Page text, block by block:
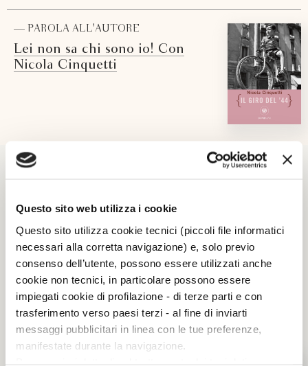
Questo sito web utilizza i cookie
Questo sito utilizza cookie tecnici (piccoli file informatici
necessari alla corretta navigazione) e, solo previo
consenso dell’utente, possono essere utilizzati anche
cookie non tecnici, in particolare possono essere
impiegati cookie di profilazione - di terze parti e con
trasferimento verso paesi terzi - al fine di inviarti
messaggi pubblicitari in linea con le tue preferenze,
manifestate durante la navigazione.
— PAROLA ALL'AUTORE
Lei non sa chi sono io! Con
Nicola Cinquetti